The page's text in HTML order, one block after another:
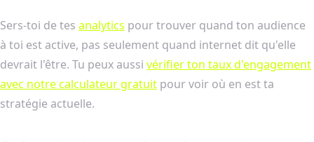
Sers-toi de tes analytics pour trouver quand ton audience
à toi est active, pas seulement quand internet dit qu'elle
devrait l'être. Tu peux aussi vérifier ton taux d'engagement
avec notre calculateur gratuit pour voir où en est ta
stratégie actuelle.